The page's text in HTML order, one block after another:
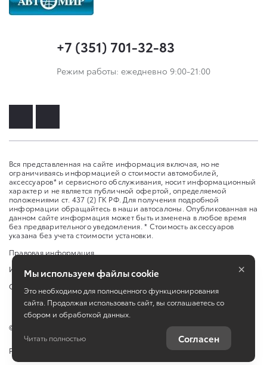
+7 (351) 701-32-83
Режим работы: ежедневно 9:00-21:00
Вся представленная на сайте информация включая, но не
ограничиваясь информацией о стоимости автомобилей,
аксессуаров* и сервисного обслуживания, носит информационный
характер и не является публичной офертой, определяемой
положениями ст. 437 (2) ГК РФ. Для получения подробной
информации обращайтесь в наши автосалоны. Опубликованная на
данном сайте информация может быть изменена в любое время
без предварительного уведомления. * Стоимость аксессуаров
указана без учета стоимости установки.
Правовая информация
Изменить настройку cookies
Сбросить cookie
©
Работает на технологиях
Мы используем файлы cookie
Это необходимо для полноценного функционирования
сайта. Продолжая использовать сайт, вы соглашаетесь со
сбором и обработкой данных.
Читать полностью Согласен
×